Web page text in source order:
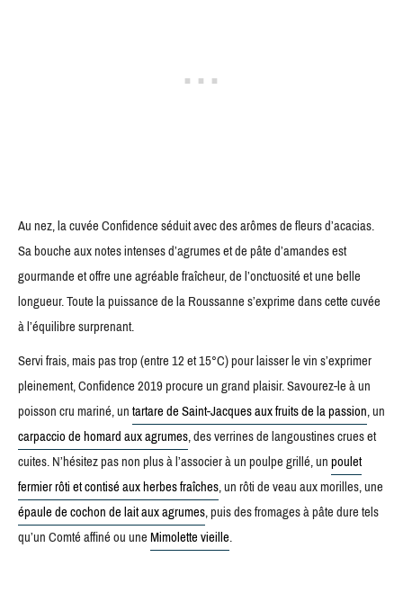
Au nez, la cuvée Confidence séduit avec des arômes de fleurs d’acacias.
Sa bouche aux notes intenses d’agrumes et de pâte d’amandes est
gourmande et offre une agréable fraîcheur, de l’onctuosité et une belle
longueur. Toute la puissance de la Roussanne s’exprime dans cette cuvée
à l’équilibre surprenant.
Servi frais, mais pas trop (entre 12 et 15°C) pour laisser le vin s’exprimer
pleinement, Confidence 2019 procure un grand plaisir. Savourez-le à un
poisson cru mariné, untartare de Saint-Jacques aux fruits de la passion, un
carpaccio de homard aux agrumes, des verrines de langoustines crues et
cuites. N’hésitez pas non plus à l’associer à un poulpe grillé, unpoulet
fermier rôti et contisé aux herbes fraîches, un rôti de veau aux morilles, une
épaule de cochon de lait aux agrumes, puis des fromages à pâte dure tels
qu’un Comté affiné ou uneMimolette vieille.